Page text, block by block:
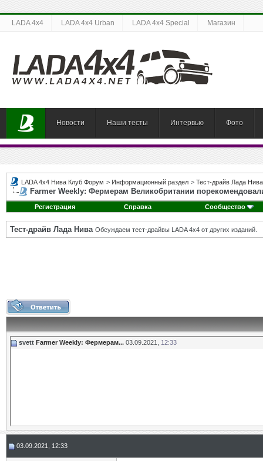
LADA 4x4 LADA 4x4 Urban LADA 4x4 Special Магазин
Новости Наши тесты Интервью Фото
LADA 4x4 Нива Клуб Форум > Информационный раздел > Тест-драйв Лада Нива
Farmer Weekly: Фермерам Великобритании
Регистрация Справка Сообщество
Тест-драйв Лада Нива Обсуждаем тест-драйвы LADA 4x4 от других изданий.
svett Farmer Weekly: Фермерам... 03.09.2021, 12:33
03.09.2021, 12:33